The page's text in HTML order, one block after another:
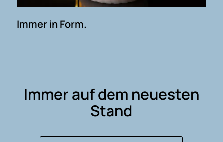
Immer in Form.
Immer auf dem neuesten
Stand